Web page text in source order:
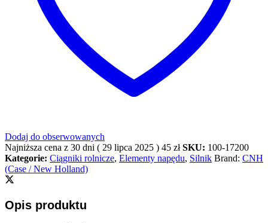
Dodaj do obserwowanych
Najniższa cena z 30 dni ( 29 lipca 2025 ) 45 zł SKU: 100-17200
Kategorie: Ciągniki rolnicze, Elementy napędu, Silnik Brand: CNH
(Case / New Holland)
Opis produktu